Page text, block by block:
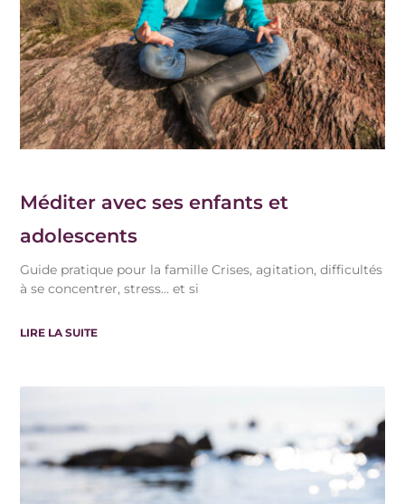
Méditer avec ses enfants et
adolescents
Guide pratique pour la famille Crises, agitation, difficultés
à se concentrer, stress… et si
LIRE LA SUITE